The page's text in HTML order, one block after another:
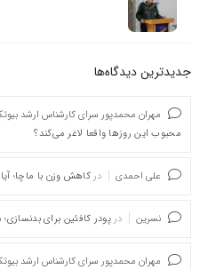
جدیدترین دیدگاه‌‌ها
مهران محمدپور سرای کارشناس ارشد
محبوب این روزها واقعا لاغر می‌کند؟
علی احمدی در کاهش وزن با ماچا؛
نسرین در پودر کافئین برای
مهران محمدپور سرای کارشناس ارشد